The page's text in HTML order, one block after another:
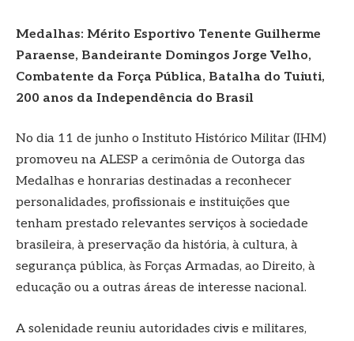
Medalhas: Mérito Esportivo Tenente Guilherme
Paraense, Bandeirante Domingos Jorge Velho,
Combatente da Força Pública, Batalha do Tuiuti,
200 anos da Independência do Brasil
No dia 11 de junho o Instituto Histórico Militar (IHM)
promoveu na ALESP a cerimônia de Outorga das
Medalhas e honrarias destinadas a reconhecer
personalidades, profissionais e instituições que
tenham prestado relevantes serviços à sociedade
brasileira, à preservação da história, à cultura, à
segurança pública, às Forças Armadas, ao Direito, à
educação ou a outras áreas de interesse nacional.
A solenidade reuniu autoridades civis e militares,